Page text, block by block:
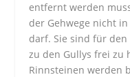
entfernt werden
der Gehwege nicht
darf. Sie sind für
zu den Gullys frei zu
Rinnsteinen werden